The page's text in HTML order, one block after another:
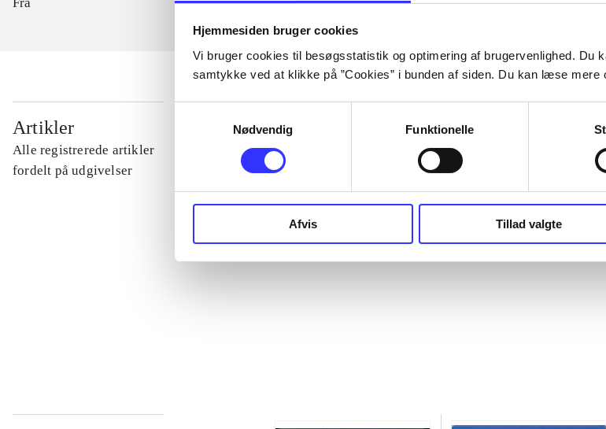
Hjemmesiden bruger cookies
Vi bruger cookies til besøgsstatistik og optimering af brugervenlighed.
samtykke ved at klikke på ”Cookies” i bunden af siden. Du kan læse mere
Nødvendig
Funktionelle
Afvis Tillad valgte
Fra
Artikler
Alle registrerede artikler
fordelt på udgivelser
...